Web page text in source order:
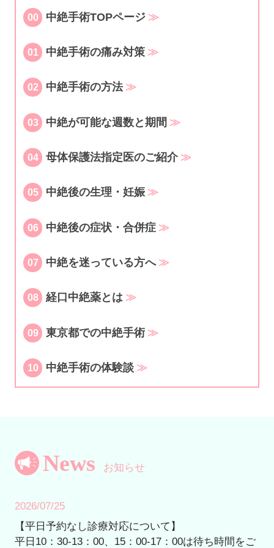
00 中絶手術TOPページ
01 中絶手術の痛み対策
02 中絶手術の方法
03 中絶が可能な週数と期間
04 母体保護法指定医のご紹介
05 中絶後の生理・妊娠
06 中絶後の症状・合併症
07 中絶を迷っている方へ
08 経口中絶薬とは
09 東京都での中絶手術
10 中絶手術の体験談
News お知らせ
2026/07/25
【平日予約なし診療対応について】
平日10：30-13：00、15：00-17：00は待ち時間をご